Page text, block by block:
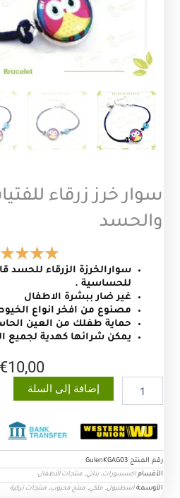
سوار خرز زرقاء
والحسد
سوارالخرزة الزرقاء للحسد
للحساسية .
غير ضار ببشرة الاطفال
مصنوع من افخر انواع
حماية طفلك من العين
يمكن شرائها كهدية لجميع
€10,00
كمية
خرز
زرقاء
للفتيات
للعين
والحسد
إضافة إلى السلة
رقم المنتج GulenKGAG03
الأقسام اكسسورات, بناتي, منتجات الأطفال
الآوسمة اسطنبول, ملكي, منتج محبوب, منتجات تركية